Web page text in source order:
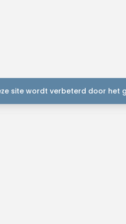
site wordt verbeterd door het